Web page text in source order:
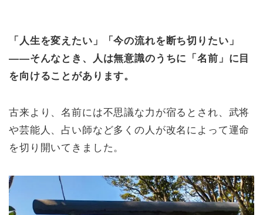
「人生を変えたい」「今の流れを断ち切りたい」
――そんなとき、人は無意識のうちに「名前」に目
を向けることがあります。
古来より、名前には不思議な力が宿るとされ、武将
や芸能人、占い師など多くの人が改名によって運命
を切り開いてきました。